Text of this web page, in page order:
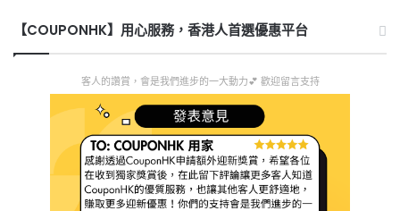
【COUPONHK】用心服務，香港人首選優惠平台
客人的讚賞，會是我們進步的一大動力💕 歡迎留言支持